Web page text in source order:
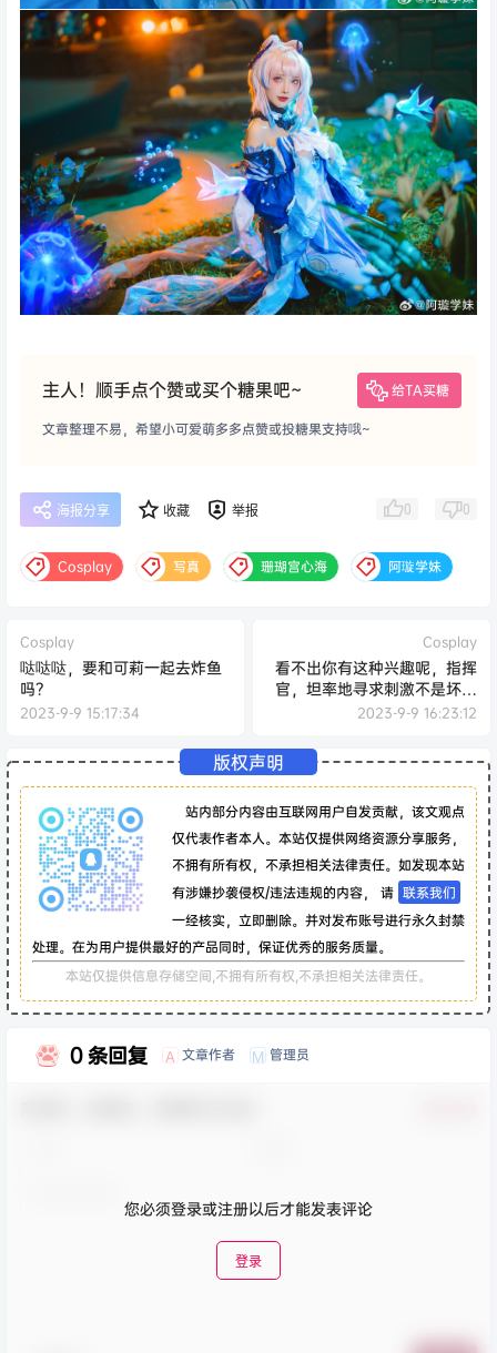
主人！顺手点个赞或买个糖果吧~ 给TA买糖
文章整理不易，希望小可爱萌多多点赞或投糖果支持哦~
海报分享 收藏 举报 0 0
Cosplay 写真 珊瑚宫心海 阿璇学妹
Cosplay
哒哒哒，要和可莉一起去炸鱼
吗？
2023-9-9 15:17:34
Cosplay
看不出你有这种兴趣呢，指挥
官，坦率地寻求刺激不是坏事
哦。
2023-9-9 16:23:12
版权声明
站内部分内容由互联网用户自发贡献，该文观点
仅代表作者本人。本站仅提供网络资源分享服务，
不拥有所有权，不承担相关法律责任。如发现本站
有涉嫌抄袭侵权/违法违规的内容， 请 联系我们
一经核实，立即删除。并对发布账号进行永久封禁
处理。在为用户提供最好的产品同时，保证优秀的服务质量。
本站仅提供信息存储空间,不拥有所有权,不承担相关法律责任。
0 条回复 A 文章作者 M 管理员
您必须登录或注册以后才能发表评论
登录